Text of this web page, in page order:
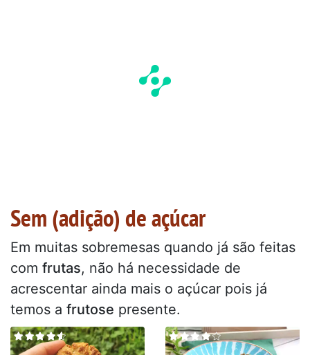
Sem (adição) de açúcar
Em muitas sobremesas quando já são feitas
com frutas, não há necessidade de
acrescentar ainda mais o açúcar pois já
temos a frutose presente.